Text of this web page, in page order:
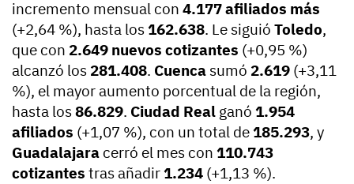
incremento mensual con 4.177 afiliados más
(+2,64 %), hasta los 162.638. Le siguió Toledo,
que con 2.649 nuevos cotizantes (+0,95 %)
alcanzó los 281.408. Cuenca sumó 2.619 (+3,11
%), el mayor aumento porcentual de la región,
hasta los86.829. Ciudad Real ganó 1.954
afiliados (+1,07 %), con un total de 185.293, y
Guadalajara cerró el mes con 110.743
cotizantes tras añadir 1.234 (+1,13 %).